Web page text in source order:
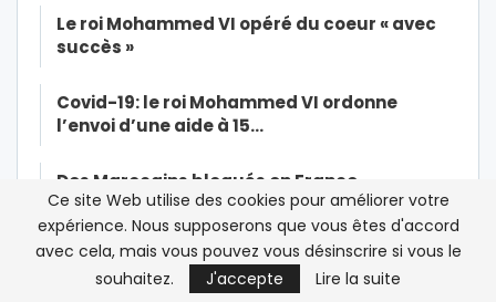
Le roi Mohammed VI opéré du coeur « avec
succès »
Covid-19: le roi Mohammed VI ordonne
l’envoi d’une aide à 15…
Des Marocains bloqués en France
manifestent devant l’ambassade…
Colonisation: le Parlement tunisien renonce
à demander des excuses à…
Ce site Web utilise des cookies pour améliorer votre
expérience. Nous supposerons que vous êtes d'accord
avec cela, mais vous pouvez vous désinscrire si vous le
souhaitez.
J'accepte Lire la suite